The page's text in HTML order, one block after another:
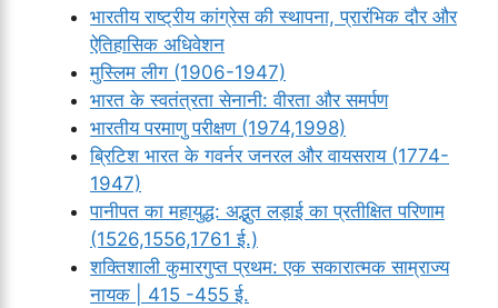
भारतीय राष्ट्रीय कांग्रेस की स्थापना, प्रारंभिक दौर और
ऐतिहासिक अधिवेशन
मुस्लिम लीग (1906-1947)
भारत के स्वतंत्रता सेनानी: वीरता और समर्पण
भारतीय परमाणु परीक्षण (1974,1998)
ब्रिटिश भारत के गवर्नर जनरल और वायसराय (1774-
1947)
पानीपत का महायुद्ध: अद्भुत लड़ाई का प्रतीक्षित परिणाम
(1526,1556,1761 ई.)
शक्तिशाली कुमारगुप्त प्रथम: एक सकारात्मक साम्राज्य
नायक | 415 -455 ई.